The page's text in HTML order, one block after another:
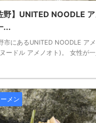
野】UNITED NOODLE ア
...
市にあるUNITED NOODLE ア
ードル アメノオト)。 女性が
メン